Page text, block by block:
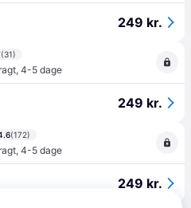
249 kr.
(31)
, 4-5 dage
249 kr.
(172)
, 4-5 dage
249 kr.